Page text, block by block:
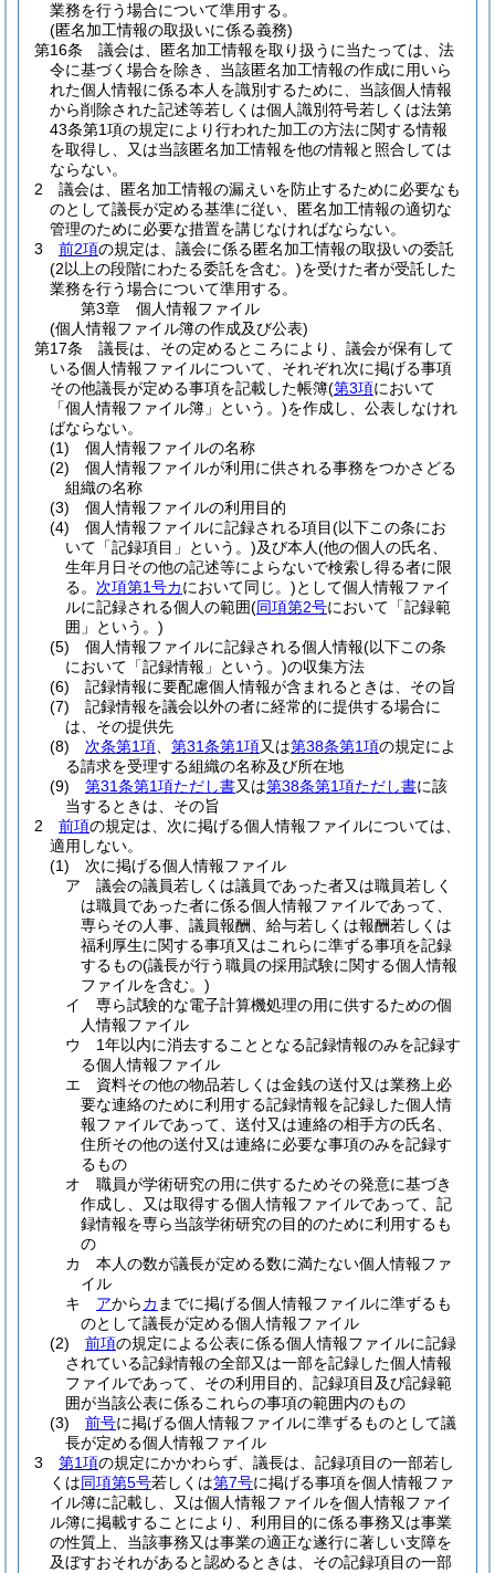
業務を行う場合について準用する。
(匿名加工情報の取扱いに係る義務)
第16条
議会は、匿名加工情報を取り扱うに当たっては、法
令に基づく場合を除き、当該匿名加工情報の作成に用いら
れた個人情報に係る本人を識別するために、当該個人情報
から削除された記述等若しくは個人識別符号若しくは法第
43条第1項の規定により行われた加工の方法に関する情報
を取得し、又は当該匿名加工情報を他の情報と照合しては
ならない。
2
議会は、匿名加工情報の漏えいを防止するために必要なも
のとして議長が定める基準に従い、匿名加工情報の適切な
管理のために必要な措置を講じなければならない。
3
前2項の規定は、議会に係る匿名加工情報の取扱いの委託
(2以上の段階にわたる委託を含む。)を受けた者が受託した
業務を行う場合について準用する。
第3章
個人情報ファイル
(個人情報ファイル簿の作成及び公表)
第17条
議長は、その定めるところにより、議会が保有して
いる個人情報ファイルについて、それぞれ次に掲げる事項
その他議長が定める事項を記載した帳簿(第3項において
「個人情報ファイル簿」という。)を作成し、公表しなけれ
ばならない。
(1)
個人情報ファイルの名称
(2)
個人情報ファイルが利用に供される事務をつかさどる
組織の名称
(3)
個人情報ファイルの利用目的
(4)
個人情報ファイルに記録される項目(以下この条にお
いて「記録項目」という。)及び本人(他の個人の氏名、
生年月日その他の記述等によらないで検索し得る者に限
る。 次項第1号カにおいて同じ。)として個人情報ファイ
ルに記録される個人の範囲(同項第2号において「記録範
囲」という。)
(5)
個人情報ファイルに記録される個人情報(以下この条
において「記録情報」という。)の収集方法
(6)
記録情報に要配慮個人情報が含まれるときは、その旨
(7)
記録情報を議会以外の者に経常的に提供する場合に
は、その提供先
(8)
次条第1項 第31条第1項又は第38条第1項の規定によ
る請求を受理する組織の名称及び所在地
(9)
第31条第1項ただし書又は第38条第1項ただし書に該
当するときは、その旨
2
前項の規定は、次に掲げる個人情報ファイルについては、
適用しない。
(1)
次に掲げる個人情報ファイル
ア
議会の議員若しくは議員であった者又は職員若しく
は職員であった者に係る個人情報ファイルであって、
専らその人事、議員報酬、給与若しくは報酬若しくは
福利厚生に関する事項又はこれらに準ずる事項を記録
するもの(議長が行う職員の採用試験に関する個人情報
ファイルを含む。)
イ
専ら試験的な電子計算機処理の用に供するための個
人情報ファイル
ウ
1年以内に消去することとなる記録情報のみを記録す
る個人情報ファイル
エ
資料その他の物品若しくは金銭の送付又は業務上必
要な連絡のために利用する記録情報を記録した個人情
報ファイルであって、送付又は連絡の相手方の氏名、
住所その他の送付又は連絡に必要な事項のみを記録す
るもの
オ
職員が学術研究の用に供するためその発意に基づき
作成し、又は取得する個人情報ファイルであって、記
録情報を専ら当該学術研究の目的のために利用するも
の
カ
本人の数が議長が定める数に満たない個人情報ファ
イル
キ
アからカ までに掲げる個人情報ファイルに準ずるも
のとして議長が定める個人情報ファイル
(2)
前項の規定による公表に係る個人情報ファイルに記録
されている記録情報の全部又は一部を記録した個人情報
ファイルであって、その利用目的、記録項目及び記録範
囲が当該公表に係るこれらの事項の範囲内のもの
(3)
前号に掲げる個人情報ファイルに準ずるものとして議
長が定める個人情報ファイル
3
第1項の規定にかかわらず、議長は、記録項目の一部若し
くは同項第5号若しくは第7号に掲げる事項を個人情報ファ
イル簿に記載し、又は個人情報ファイルを個人情報ファイ
ル簿に掲載することにより、利用目的に係る事務又は事業
の性質上、当該事務又は事業の適正な遂行に著しい支障を
及ぼすおそれがあると認めるときは、その記録項目の一部